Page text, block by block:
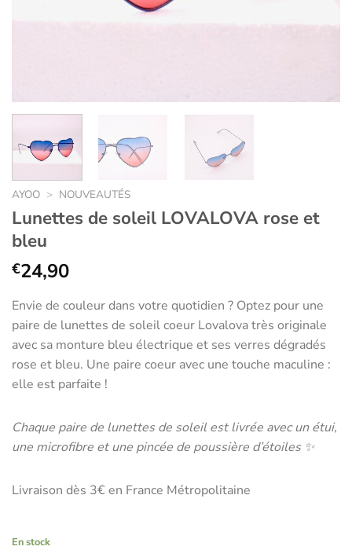
AYOO > NOUVEAUTÉS
Lunettes de soleil LOVALOVA rose et
bleu
€24,90
Envie de couleur dans votre quotidien ? Optez pour une
paire de lunettes de soleil coeur Lovalova très originale
avec sa monture bleu électrique et ses verres dégradés
rose et bleu. Une paire coeur avec une touche maculine :
elle est parfaite !
Chaque paire de lunettes de soleil est livrée avec un étui,
une microfibre et une pincée de poussière d’étoiles ✨
Livraison dès 3€ en France Métropolitaine
En stock